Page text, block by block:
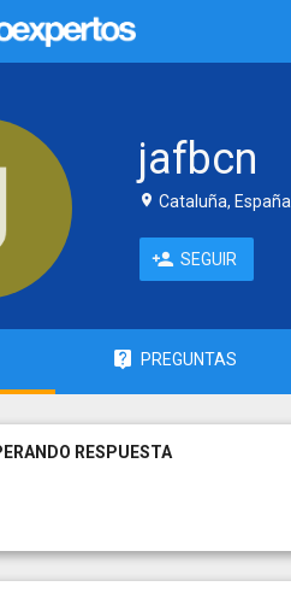
jafbcn
Cataluña, España
SEGUIR
PREGUNTAS
RESPUESTA